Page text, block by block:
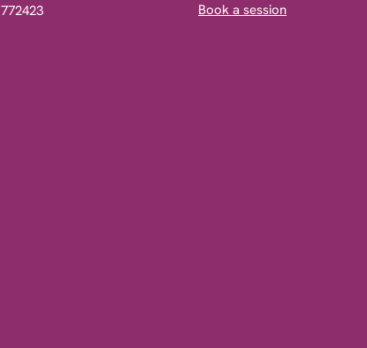
Book a session